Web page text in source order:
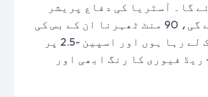
گا۔ آسٹریا کی دفاع پریشر
میں بکھر جائے گی، 90 منٹ ٹھہرنا ان کے بس کی
بات نہیں۔ رسک لے رہا ہوں اور اسپین -2.5 پر
ریڈ فیوری کا رنگ ابھی اور